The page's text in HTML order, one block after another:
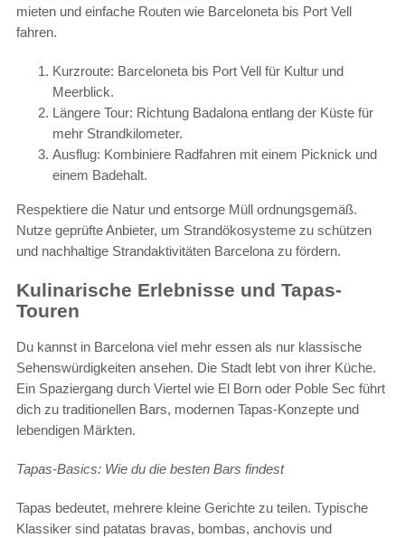
mieten und einfache Routen wie Barceloneta bis Port Vell
fahren.
Kurzroute: Barceloneta bis Port Vell für Kultur und
Meerblick.
Längere Tour: Richtung Badalona entlang der Küste für
mehr Strandkilometer.
Ausflug: Kombiniere Radfahren mit einem Picknick und
einem Badehalt.
Respektiere die Natur und entsorge Müll ordnungsgemäß.
Nutze geprüfte Anbieter, um Strandökosysteme zu schützen
und nachhaltige Strandaktivitäten Barcelona zu fördern.
Kulinarische Erlebnisse und Tapas-
Touren
Du kannst in Barcelona viel mehr essen als nur klassische
Sehenswürdigkeiten ansehen. Die Stadt lebt von ihrer Küche.
Ein Spaziergang durch Viertel wie El Born oder Poble Sec führt
dich zu traditionellen Bars, modernen Tapas-Konzepte und
lebendigen Märkten.
Tapas-Basics: Wie du die besten Bars findest
Tapas bedeutet, mehrere kleine Gerichte zu teilen. Typische
Klassiker sind patatas bravas, bombas, anchovis und